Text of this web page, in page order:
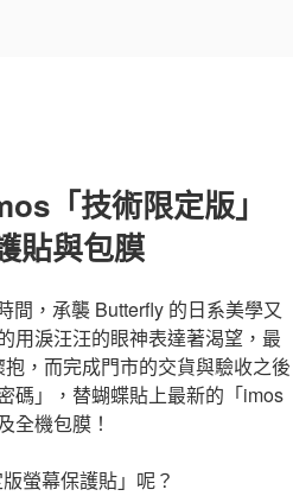
「技術限定版」
貼與包膜
間，承襲 Butterfly 的日系美學又
用淚汪汪的眼神表達著渴望，最
，而完成門市的交貨與驗收之後
碼」，替蝴蝶貼上最新的「imos
全機包膜！
螢幕保護貼」呢？